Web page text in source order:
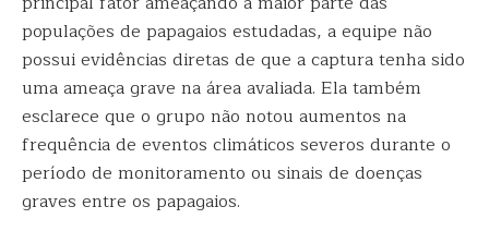
populações de papagaios estudadas, a equipe não
possui evidências diretas de que a captura tenha sido
uma ameaça grave na área avaliada. Ela também
esclarece que o grupo não notou aumentos na
frequência de eventos climáticos severos durante o
período de monitoramento ou sinais de doenças
graves entre os papagaios.